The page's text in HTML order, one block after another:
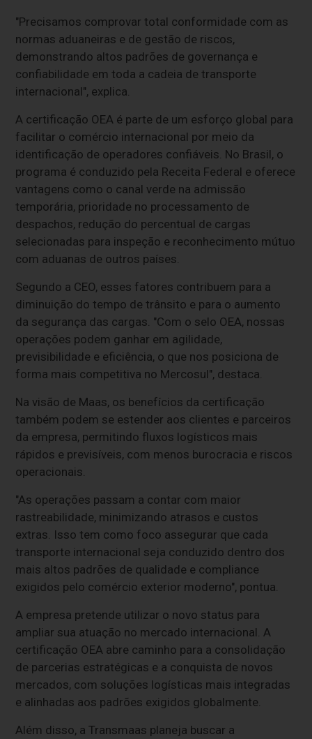
"Precisamos comprovar total conformidade com as
normas aduaneiras e de gestão de riscos,
demonstrando altos padrões de governança e
confiabilidade em toda a cadeia de transporte
internacional", explica.
A certificação OEA é parte de um esforço global para
facilitar o comércio internacional por meio da
identificação de operadores confiáveis. No Brasil, o
programa é conduzido pela Receita Federal e oferece
vantagens como o canal verde na admissão
temporária, prioridade no processamento de
despachos, redução do percentual de cargas
selecionadas para inspeção e reconhecimento mútuo
com aduanas de outros países.
Segundo a CEO, esses fatores contribuem para a
diminuição do tempo de trânsito e para o aumento
da segurança das cargas. "Com o selo OEA, nossas
operações podem ganhar em agilidade,
previsibilidade e eficiência, o que nos posiciona de
forma mais competitiva no Mercosul", destaca.
Na visão de Maas, os benefícios da certificação
também podem se estender aos clientes e parceiros
da empresa, permitindo fluxos logísticos mais
rápidos e previsíveis, com menos burocracia e riscos
operacionais.
"As operações passam a contar com maior
rastreabilidade, minimizando atrasos e custos
extras. Isso tem como foco assegurar que cada
transporte internacional seja conduzido dentro dos
mais altos padrões de qualidade e compliance
exigidos pelo comércio exterior moderno", pontua.
A empresa pretende utilizar o novo status para
ampliar sua atuação no mercado internacional. A
certificação OEA abre caminho para a consolidação
de parcerias estratégicas e a conquista de novos
mercados, com soluções logísticas mais integradas
e alinhadas aos padrões exigidos globalmente.
Além disso, a Transmaas planeja buscar a